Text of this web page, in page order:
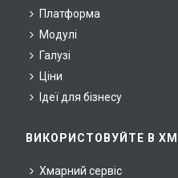
Платформа
Модулі
Галузі
Ціни
Ідеї для бізнесу
ВИКОРИСТОВУЙТЕ В
Хмарний сервіс